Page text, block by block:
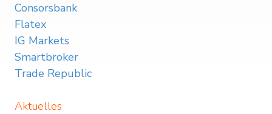
Consorsbank
Flatex
IG Markets
Smartbroker
Trade Republic
Aktuelles